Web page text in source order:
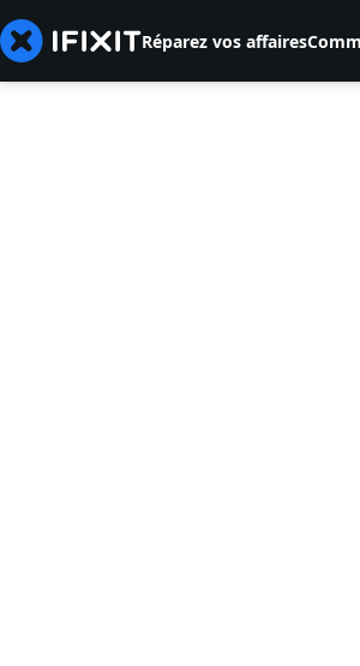
Réparez vos affaires